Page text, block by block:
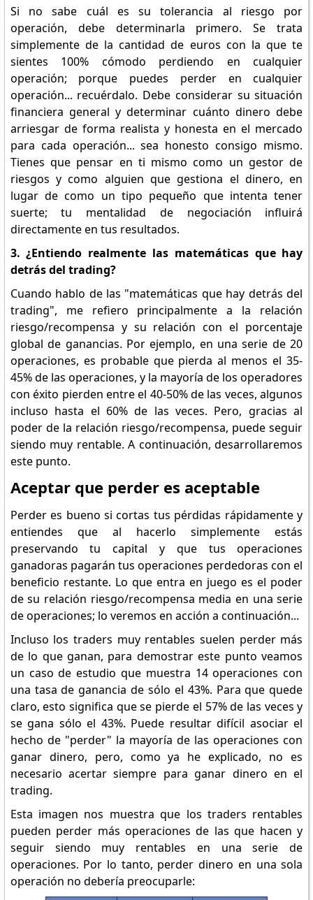
Si no sabe cuál es su tolerancia al riesgo por
operación, debe determinarla primero. Se trata
simplemente de la cantidad de euros con la que te
sientes 100% cómodo perdiendo en cualquier
operación; porque puedes perder en cualquier
operación... recuérdalo. Debe considerar su situación
financiera general y determinar cuánto dinero debe
arriesgar de forma realista y honesta en el mercado
para cada operación... sea honesto consigo mismo.
Tienes que pensar en ti mismo como un gestor de
riesgos y como alguien que gestiona el dinero, en
lugar de como un tipo pequeño que intenta tener
suerte; tu mentalidad de negociación influirá
directamente en tus resultados.
3. ¿Entiendo realmente las matemáticas que hay
detrás del trading?
Cuando hablo de las "matemáticas que hay detrás del
trading", me refiero principalmente a la relación
riesgo/recompensa y su relación con el porcentaje
global de ganancias. Por ejemplo, en una serie de 20
operaciones, es probable que pierda al menos el 35-
45% de las operaciones, y la mayoría de los operadores
con éxito pierden entre el 40-50% de las veces, algunos
incluso hasta el 60% de las veces. Pero, gracias al
poder de la relación riesgo/recompensa, puede seguir
siendo muy rentable. A continuación, desarrollaremos
este punto.
Aceptar que perder es aceptable
Perder es bueno si cortas tus pérdidas rápidamente y
entiendes que al hacerlo simplemente estás
preservando tu capital y que tus operaciones
ganadoras pagarán tus operaciones perdedoras con el
beneficio restante. Lo que entra en juego es el poder
de su relación riesgo/recompensa media en una serie
de operaciones; lo veremos en acción a continuación...
Incluso los traders muy rentables suelen perder más
de lo que ganan, para demostrar este punto veamos
un caso de estudio que muestra 14 operaciones con
una tasa de ganancia de sólo el 43%. Para que quede
claro, esto significa que se pierde el 57% de las veces y
se gana sólo el 43%. Puede resultar difícil asociar el
hecho de "perder" la mayoría de las operaciones con
ganar dinero, pero, como ya he explicado, no es
necesario acertar siempre para ganar dinero en el
trading.
Esta imagen nos muestra que los traders rentables
pueden perder más operaciones de las que hacen y
seguir siendo muy rentables en una serie de
operaciones. Por lo tanto, perder dinero en una sola
operación no debería preocuparle: